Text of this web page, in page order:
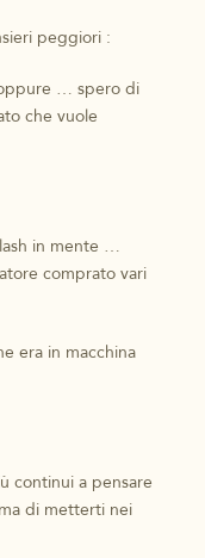
peggiori :
… spero di
che vuole
in mente …
comprato vari
era in macchina
continui a pensare
di metterti nei